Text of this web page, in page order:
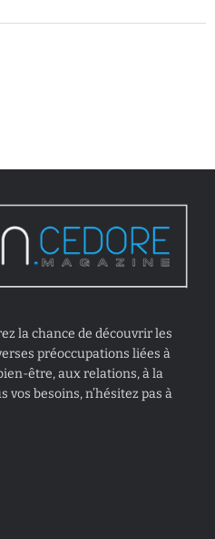
la chance de découvrir les
préoccupations liées à
être, aux relations, à la
vos besoins, n’hésitez pas à